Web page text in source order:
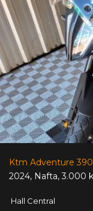
Ktm Adventure 390
2024, Nafta,3.000
Hall Central